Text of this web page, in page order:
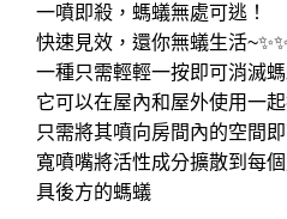
一噴即殺，螞蟻無處可逃！
快速見效，還你無蟻生活
一種只需輕輕一按即可消滅
它可以在屋內和屋外使用一
只需將其噴向房間內的空間
寬噴嘴將活性成分擴散到每
具後方的螞蟻